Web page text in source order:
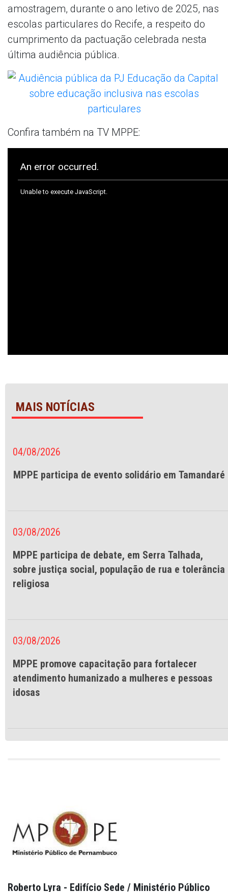
amostragem, durante o ano letivo de 2025, nas
escolas particulares do Recife, a respeito do
cumprimento da pactuação celebrada nesta
última audiência pública.
Confira também na TV MPPE:
MAIS NOTÍCIAS
04/08/2026
MPPE participa de evento solidário em Tamandaré
03/08/2026
MPPE participa de debate, em Serra Talhada,
sobre justiça social, população de rua e tolerância
religiosa
03/08/2026
MPPE promove capacitação para fortalecer
atendimento humanizado a mulheres e pessoas
idosas
Roberto Lyra - Edifício Sede / Ministério Público